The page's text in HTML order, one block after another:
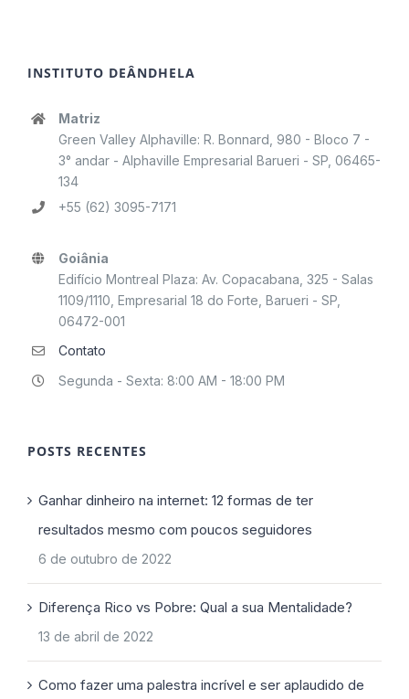
INSTITUTO DEÂNDHELA
Matriz
Green Valley Alphaville: R. Bonnard, 980 - Bloco 7 -
3° andar - Alphaville Empresarial Barueri - SP, 06465-
134
+55 (62) 3095-7171
Goiânia
Edifício Montreal Plaza: Av. Copacabana, 325 - Salas
1109/1110, Empresarial 18 do Forte, Barueri - SP,
06472-001
Contato
Segunda - Sexta: 8:00 AM - 18:00 PM
POSTS RECENTES
Ganhar dinheiro na internet: 12 formas de ter
resultados mesmo com poucos seguidores
6 de outubro de 2022
Diferença Rico vs Pobre: Qual a sua Mentalidade?
13 de abril de 2022
Como fazer uma palestra incrível e ser aplaudido de